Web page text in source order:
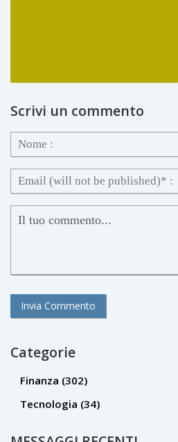
Scrivi un commento
Categorie
Finanza (302)
Tecnologia (34)